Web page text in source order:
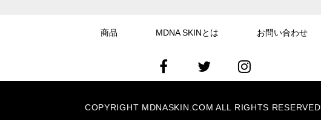
商品 MDNA SKINとは お問い合わせ
COPYRIGHT MDNASKIN.COM ALL RIGHTS RESERVED.